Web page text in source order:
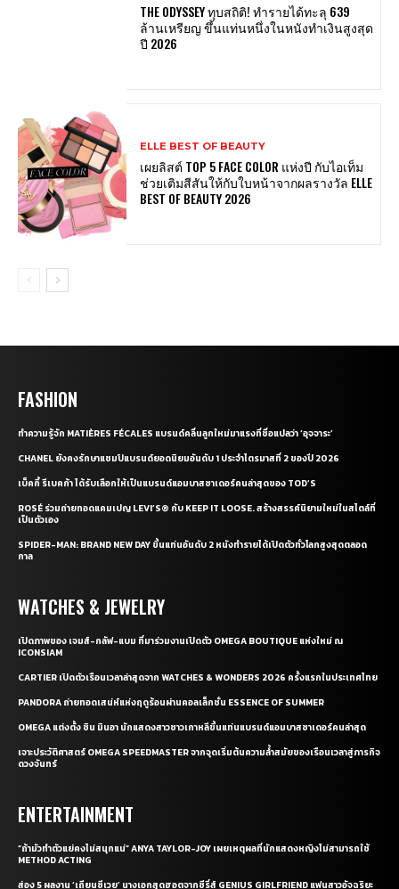
THE ODYSSEY ทุบสถิติ! ทำรายได้ทะลุ 639
ล้านเหรียญ ขึ้นแท่นหนึ่งในหนังทำเงินสูงสุด
ปี 2026
ELLE BEST OF BEAUTY
เผยลิสต์ TOP 5 FACE COLOR แห่งปี กับไอเท็ม
ช่วยเติมสีสันให้กับใบหน้าจากผลรางวัล ELLE
BEST OF BEAUTY 2026
FASHION
ทำความรู้จัก MATIÈRES FÉCALES แบรนด์คลื่นลูกใหม่มาแรงที่ชื่อแปลว่า ‘อุจจาระ’
CHANEL ยังคงรักษาแชมป์แบรนด์ยอดนิยมอันดับ 1 ประจำไตรมาสที่ 2 ของปี 2026
เบ็คกี้ รีเบคก้า ได้รับเลือกให้เป็นแบรนด์แอมบาสซาเดอร์คนล่าสุดของ TOD’S
ROSÉ ร่วมถ่ายทอดแคมเปญ LEVI’S® กับ KEEP IT LOOSE. สร้างสรรค์นิยามใหม่ในสไตล์ที่
เป็นตัวเอง
SPIDER-MAN: BRAND NEW DAY ขึ้นแท่นอันดับ 2 หนังทำรายได้เปิดตัวทั่วโลกสูงสุดตลอด
กาล
WATCHES & JEWELRY
เปิดภาพของ เจมส์-กลัฟ-แบม ที่มาร่วมงานเปิดตัว OMEGA BOUTIQUE แห่งใหม่ ณ
ICONSIAM
CARTIER เปิดตัวเรือนเวลาล่าสุดจาก WATCHES & WONDERS 2026 ครั้งแรกในประเทศไทย
PANDORA ถ่ายทอดเสน่ห์แห่งฤดูร้อนผ่านคอลเล็กชั่น ESSENCE OF SUMMER
OMEGA แต่งตั้ง ชิน มินอา นักแสดงสาวชาวเกาหลีขึ้นแท่นแบรนด์แอมบาสซาเดอร์คนล่าสุด
เจาะประวัติศาสตร์ OMEGA SPEEDMASTER จากจุดเริ่มต้นความล้ำสมัยของเรือนเวลาสู่ภารกิจ
ดวงจันทร์
ENTERTAINMENT
“ถ้ามัวทำตัวแย่คงไม่สนุกแน่” ANYA TAYLOR-JOY เผยเหตุผลที่นักแสดงหญิงไม่สามารถใช้
METHOD ACTING
ส่อง 5 ผลงาน ‘เถียนซีเวย’ นางเอกสุดฮอตจากซีรี่ส์ GENIUS GIRLFRIEND แฟนสาวอัจฉริยะ